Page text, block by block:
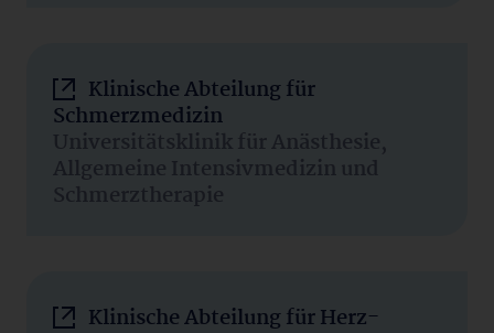
Klinische Abteilung für
Schmerzmedizin
Universitätsklinik für Anästhesie,
Allgemeine Intensivmedizin und
Schmerztherapie
Klinische Abteilung für Herz-